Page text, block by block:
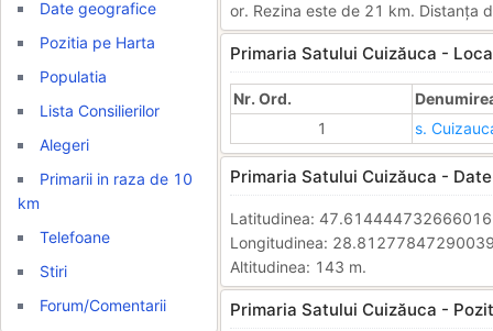
Date geografice
Pozitia pe Harta
Populatia
Lista Consilierilor
Alegeri
Primarii in raza de 10
km
Telefoane
Stiri
Forum/Comentarii
or. Rezina este de 21 km. Distanța
Primaria Satului Cuizăuca -
Nr. Ord.
1
s.
Primaria Satului Cuizăuca -
Latitudinea:
Longitudinea:
Altitudinea: 143 m.
Primaria Satului Cuizăuca -